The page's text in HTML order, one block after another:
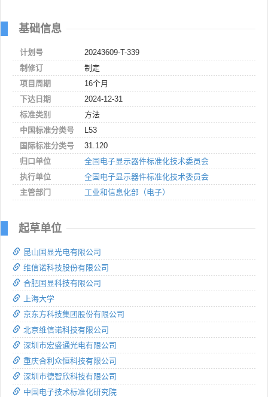
基础信息
计划号
20243609-T-339
制修订
制定
项目周期
16个月
下达日期
2024-12-31
标准类别
方法
中国标准分类号
L53
国际标准分类号
31.120
归口单位
全国电子显示器件标准化技术委员会
执行单位
全国电子显示器件标准化技术委员会
主管部门
工业和信息化部（电子）
起草单位
昆山国显光电有限公司
维信诺科技股份有限公司
合肥国显科技有限公司
上海大学
京东方科技集团股份有限公司
北京维信诺科技有限公司
深圳市宏盛通光电有限公司
重庆合利众恒科技有限公司
深圳市德智欣科技有限公司
中国电子技术标准化研究院